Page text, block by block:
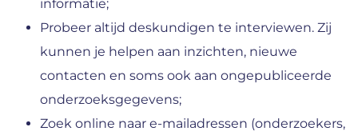
informatie;
Probeer altijd deskundigen te interviewen. Zij
kunnen je helpen aan inzichten, nieuwe
contacten en soms ook aan ongepubliceerde
onderzoeksgegevens;
Zoek online naar e-mailadressen (onderzoekers,